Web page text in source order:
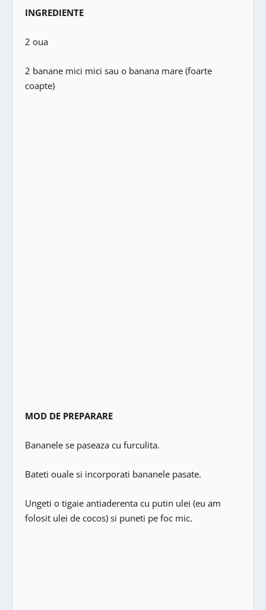
INGREDIENTE
2 oua
2 banane mici mici sau o banana mare (foarte
coapte)
MOD DE PREPARARE
Bananele se paseaza cu furculita.
Bateti ouale si incorporati bananele pasate.
Ungeti o tigaie antiaderenta cu putin ulei (eu am
folosit ulei de cocos) si puneti pe foc mic.